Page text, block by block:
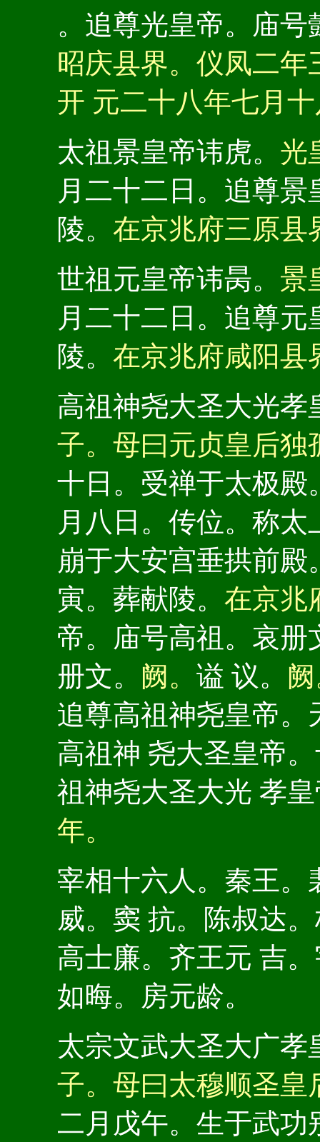
。追尊光皇帝。庙
昭庆县界。仪凤二
开 元二十八年七月
太祖景皇帝讳虎。 光
月二十二日。追尊
陵。 在京兆府三原县
世祖元皇帝讳昺。 景
月二十二日。追尊
陵。 在京兆府咸阳县
高祖神尧大圣大光孝
子。母曰元贞皇后独
十日。受禅于太极殿
月八日。传位。称
崩于大安宫垂拱前殿
寅。葬献陵。 在京兆
帝。庙号高祖。哀册
册文。 阙。 谥 议。
追尊高祖神尧皇帝。
高祖神 尧大圣皇帝
祖神尧大圣大光 孝
年。
宰相十六人。秦王。
威。窦 抗。陈叔达
高士廉。齐王元 吉
如晦。房元龄。
太宗文武大圣大广孝
子。母曰太穆顺圣皇
二月戊午。生于武功